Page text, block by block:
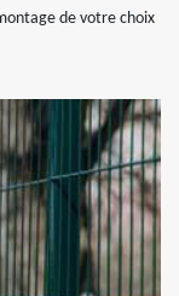
de votre choix